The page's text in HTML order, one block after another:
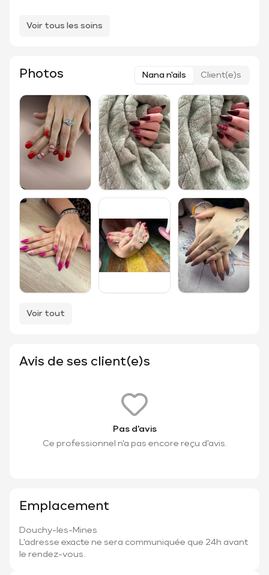
Voir tous les soins
Photos Nana n'ails Client(e)s
Voir tout
Avis de ses client(e)s
Pas d'avis
Ce professionnel n'a pas encore reçu d'avis.
Emplacement
Douchy-les-Mines
L'adresse exacte ne sera communiquée que 24h avant
le rendez-vous.